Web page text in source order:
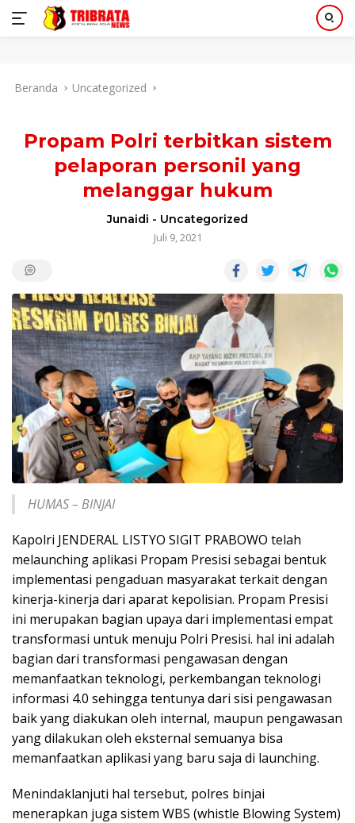
Beranda Uncategorized
Propam Polri terbitkan sistem
pelaporan personil yang
melanggar hukum
Junaidi - Uncategorized
Juli 9, 2021
HUMAS – BINJAI
Kapolri JENDERAL LISTYO SIGIT PRABOWO telah
melaunching aplikasi Propam Presisi sebagai bentuk
implementasi pengaduan masyarakat terkait dengan
kinerja-kinerja dari aparat kepolisian. Propam Presisi
ini merupakan bagian upaya dari implementasi empat
transformasi untuk menuju Polri Presisi. hal ini adalah
bagian dari transformasi pengawasan dengan
memanfaatkan teknologi, perkembangan teknologi
informasi 4.0 sehingga tentunya dari sisi pengawasan
baik yang diakukan oleh internal, maupun pengawasan
yang dilakukan oleh eksternal semuanya bisa
memanfaatkan aplikasi yang baru saja di launching.
Menindaklanjuti hal tersebut, polres binjai
menerapkan juga sistem WBS (whistle Blowing System)